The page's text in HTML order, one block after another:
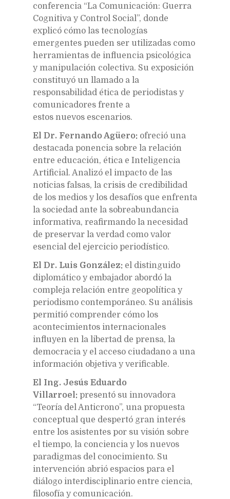
conferencia “La Comunicación: Guerra
Cognitiva y Control Social”, donde
explicó cómo las tecnologías
emergentes pueden ser utilizadas como
herramientas de influencia psicológica
y manipulación colectiva. Su exposición
constituyó un llamado a la
responsabilidad ética de periodistas y
comunicadores frente a
estos nuevos escenarios.
El Dr. Fernando Agüero: ofreció una
destacada ponencia sobre la relación
entre educación, ética e Inteligencia
Artificial. Analizó el impacto de las
noticias falsas, la crisis de credibilidad
de los medios y los desafíos que enfrenta
la sociedad ante la sobreabundancia
informativa, reafirmando la necesidad
de preservar la verdad como valor
esencial del ejercicio periodístico.
El Dr. Luis González: el distinguido
diplomático y embajador abordó la
compleja relación entre geopolítica y
periodismo contemporáneo. Su análisis
permitió comprender cómo los
acontecimientos internacionales
influyen en la libertad de prensa, la
democracia y el acceso ciudadano a una
información objetiva y verificable.
El Ing. Jesús Eduardo
Villarroel: presentó su innovadora
“Teoría del Anticrono”, una propuesta
conceptual que despertó gran interés
entre los asistentes por su visión sobre
el tiempo, la conciencia y los nuevos
paradigmas del conocimiento. Su
intervención abrió espacios para el
diálogo interdisciplinario entre ciencia,
filosofía y comunicación.